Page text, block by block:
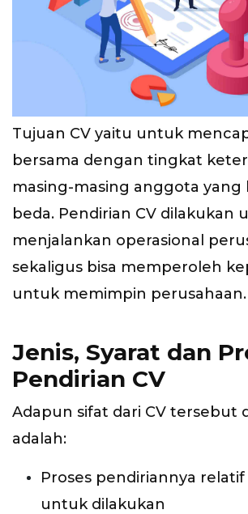
Tujuan CV yaitu untuk
bersama dengan tingkat
masing-masing anggota yang
beda. Pendirian CV dilakukan
menjalankan operasional
sekaligus bisa memperoleh
untuk memimpin perusahaan.
Jenis, Syarat dan
Pendirian CV
Adapun sifat dari CV tersebut
adalah:
Proses pendiriannya
untuk dilakukan